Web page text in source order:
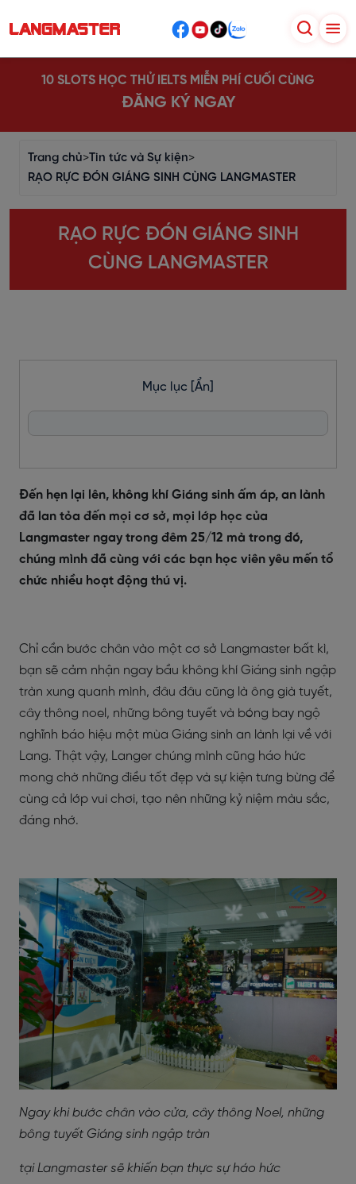
10 SLOTS HỌC THỬ IELTS MIỄN PHÍ CUỐI CÙNG
ĐĂNG KÝ NGAY
Trang chủ>Tin tức và Sự kiện>
RẠO RỰC ĐÓN GIÁNG SINH CÙNG LANGMASTER
RẠO RỰC ĐÓN GIÁNG SINH
CÙNG LANGMASTER
Mục lục [Ẩn]
Đến hẹn lại lên, không khí Giáng sinh ấm áp, an lành
đã lan tỏa đến mọi cơ sở, mọi lớp học của
Langmaster ngay trong đêm 25/12 mà trong đó,
chúng mình đã cùng với các bạn học viên yêu mến tổ
chức nhiều hoạt động thú vị.
Chỉ cần bước chân vào một cơ sở Langmaster bất kì,
bạn sẽ cảm nhận ngay bầu không khí Giáng sinh ngập
tràn xung quanh mình, đâu đâu cũng là ông già tuyết,
cây thông noel, những bông tuyết và bóng bay ngộ
nghĩnh báo hiệu một mùa Giáng sinh an lành lại về với
Lang. Thật vậy, Langer chúng mình cũng háo hức
mong chờ những điều tốt đẹp và sự kiện tưng bừng để
cùng cả lớp vui chơi, tạo nên những kỷ niệm màu sắc,
đáng nhớ.
Ngay khi bước chân vào cửa, cây thông Noel, những
bông tuyết Giáng sinh ngập tràn
tại Langmaster sẽ khiến bạn thực sự háo hức